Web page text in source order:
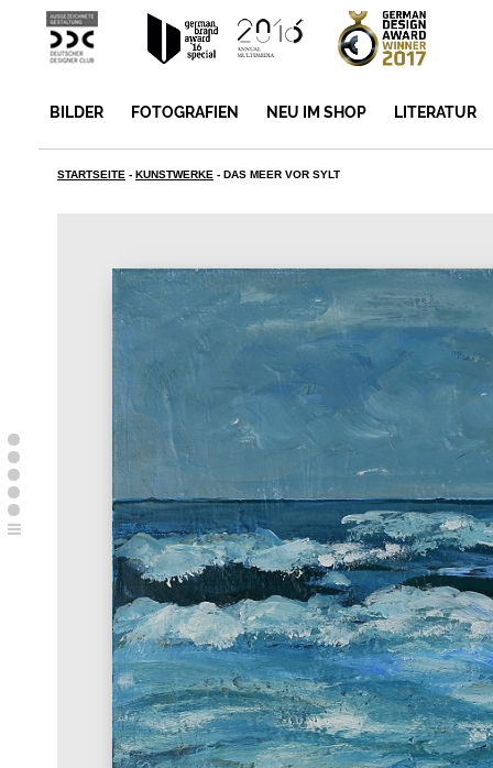
BILDER FOTOGRAFIEN NEU IM SHOP LITERATUR
STARTSEITE - KUNSTWERKE - DAS MEER VOR SYLT